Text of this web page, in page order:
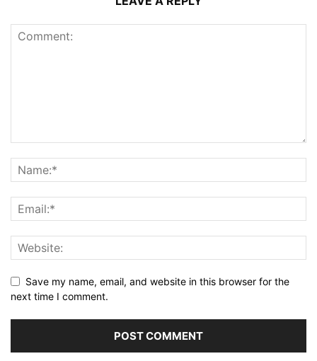
Save my name, email, and website in this browser for the
next time I comment.